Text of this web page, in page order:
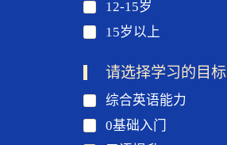
12-15岁
15岁以上
请选择学习的目标
综合英语能力
0基础入门